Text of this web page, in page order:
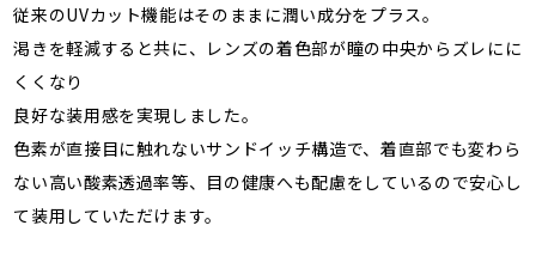
従来のUVカット機能はそのままに潤い成分をプラス。
渇きを軽減すると共に、レンズの着色部が瞳の中央からズレにに
くくなり
良好な装用感を実現しました。
色素が直接目に触れないサンドイッチ構造で、着直部でも変わら
ない高い酸素透過率等、目の健康へも配慮をしているので安心し
て装用していただけます。